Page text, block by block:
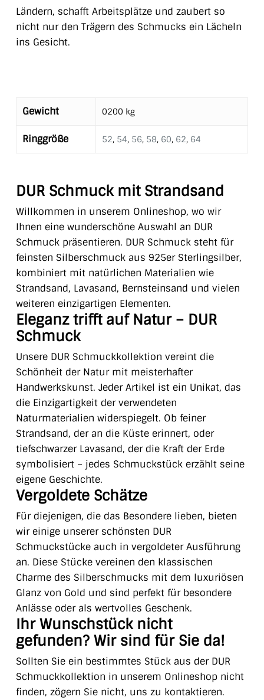
Ländern, schafft Arbeitsplätze und zaubert so
nicht nur den Trägern des Schmucks ein Lächeln
ins Gesicht.
Gewicht 0200 kg
Ringgröße 52, 54, 56, 58, 60, 62, 64
DUR Schmuck mit Strandsand
Willkommen in unserem Onlineshop, wo wir
Ihnen eine wunderschöne Auswahl an DUR
Schmuck präsentieren. DUR Schmuck steht für
feinsten Silberschmuck aus 925er Sterlingsilber,
kombiniert mit natürlichen Materialien wie
Strandsand, Lavasand, Bernsteinsand und vielen
weiteren einzigartigen Elementen.
Eleganz trifft auf Natur – DUR
Schmuck
Unsere DUR Schmuckkollektion vereint die
Schönheit der Natur mit meisterhafter
Handwerkskunst. Jeder Artikel ist ein Unikat, das
die Einzigartigkeit der verwendeten
Naturmaterialien widerspiegelt. Ob feiner
Strandsand, der an die Küste erinnert, oder
tiefschwarzer Lavasand, der die Kraft der Erde
symbolisiert – jedes Schmuckstück erzählt seine
eigene Geschichte.
Vergoldete Schätze
Für diejenigen, die das Besondere lieben, bieten
wir einige unserer schönsten DUR
Schmuckstücke auch in vergoldeter Ausführung
an. Diese Stücke vereinen den klassischen
Charme des Silberschmucks mit dem luxuriösen
Glanz von Gold und sind perfekt für besondere
Anlässe oder als wertvolles Geschenk.
Ihr Wunschstück nicht
gefunden? Wir sind für Sie da!
Sollten Sie ein bestimmtes Stück aus der DUR
Schmuckkollektion in unserem Onlineshop nicht
finden, zögern Sie nicht, uns zu kontaktieren.